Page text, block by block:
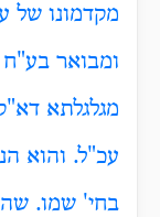
מקדמונו של
ומבואר
מגלגלתא
עכ"ל. והוא
בחי' שמו.